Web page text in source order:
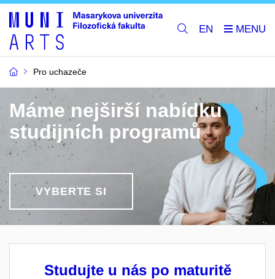
EN
Pro uchazeče
Máme nejširší nabídku
studijních programů
VYBERTE SI
Studujte u nás po maturitě